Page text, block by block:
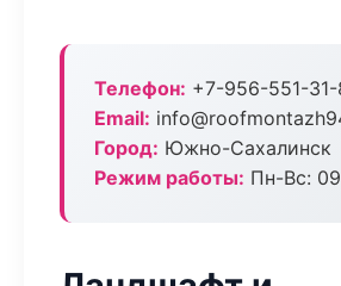
Телефон: +7-956-551-
Email:
Город: Южно-Сахалинск
Режим работы: Пн-Вс: